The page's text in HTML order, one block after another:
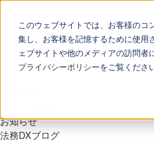
このウェブサイトでは、お客様の
集し、お客様を記憶するために使用
ェブサイトや他のメディアの訪問者
プライバシーポリシーをご覧くださ
リーガレッジとは
お知らせ
法務DXブログ